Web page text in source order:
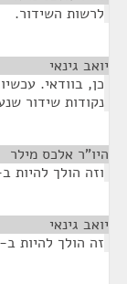
לרשות השידור.
יואב גינאי
נקודות שידור
היו"ר אלכס מילר
וזה הולך להיות ב-8
יואב גינאי
זה הולך להיות ב-8 במרס.